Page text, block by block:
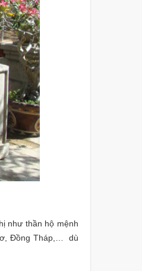
như thần hộ mệnh
Đồng Tháp,… dù